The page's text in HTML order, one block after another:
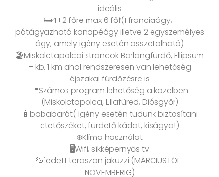
ideális
🛏️4+2 főre max 6 fő❗️(1 franciaágy, 1
pótágyazható kanapéágy illetve 2 egyszemélyes
ágy, amely igény esetén összetolható)
🏖️Miskolctapolcai strandok Barlangfürdő, Ellipsum
– kb. 1 km ahol rendszeresen van lehetőség
éjszakai fürdőzésre is
📍Számos program lehetőség a közelben
(Miskolctapolca, Lillafüred, Diósgyőr)
🍼bababarát( igény esetén tudunk biztosítani
etetőszéket, fürdető kádat, kiságyat)
❄️Klíma használat
🖥️Wifi, síkképernyős tv
💦fedett teraszon jakuzzi (MÁRCIUSTÓL-
NOVEMBERIG)